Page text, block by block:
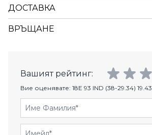
ДОСТАВКА
ВРЪЩАНЕ
Вашият рейтинг:
Вие оценявате: 18E 93 IND (38-29.34) 19.43
Име Фамилия
Имейл